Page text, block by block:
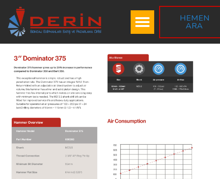
HEMEN
ARA